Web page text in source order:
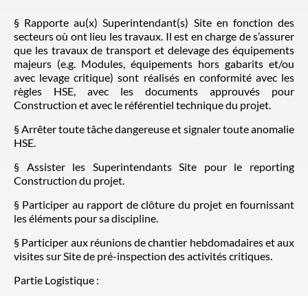
§ Rapporte au(x) Superintendant(s) Site en fonction des
secteurs où ont lieu les travaux. Il est en charge de s’assurer
que les travaux de transport et delevage des équipements
majeurs (e.g. Modules, équipements hors gabarits et/ou
avec levage critique) sont réalisés en conformité avec les
règles HSE, avec les documents approuvés pour
Construction et avec le référentiel technique du projet.
§ Arrêter toute tâche dangereuse et signaler toute anomalie
HSE.
§ Assister les Superintendants Site pour le reporting
Construction du projet.
§ Participer au rapport de clôture du projet en fournissant
les éléments pour sa discipline.
§ Participer aux réunions de chantier hebdomadaires et aux
visites sur Site de pré-inspection des activités critiques.
Partie Logistique :